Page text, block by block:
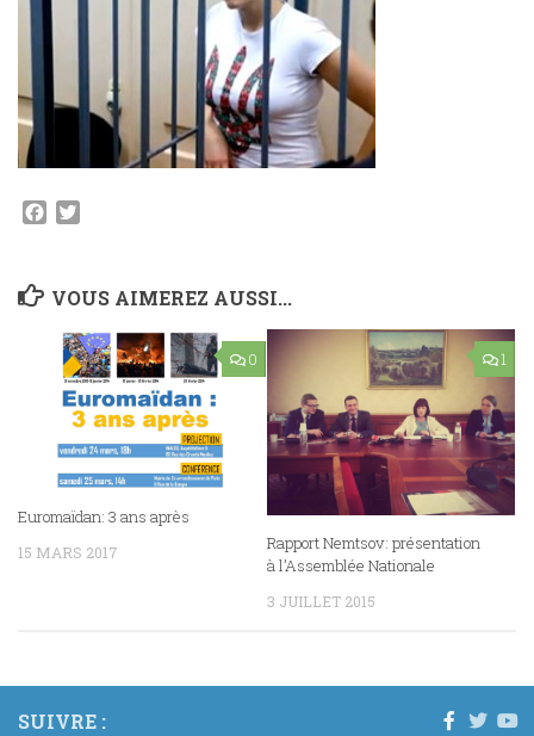
Facebook
VOUS AIMEREZ AUSSI...
0
Euromaïdan: 3 ans après
15 MARS 2017
1
Rapport Nemtsov: présentation
à l’Assemblée Nationale
3 JUILLET 2015
SUIVRE :